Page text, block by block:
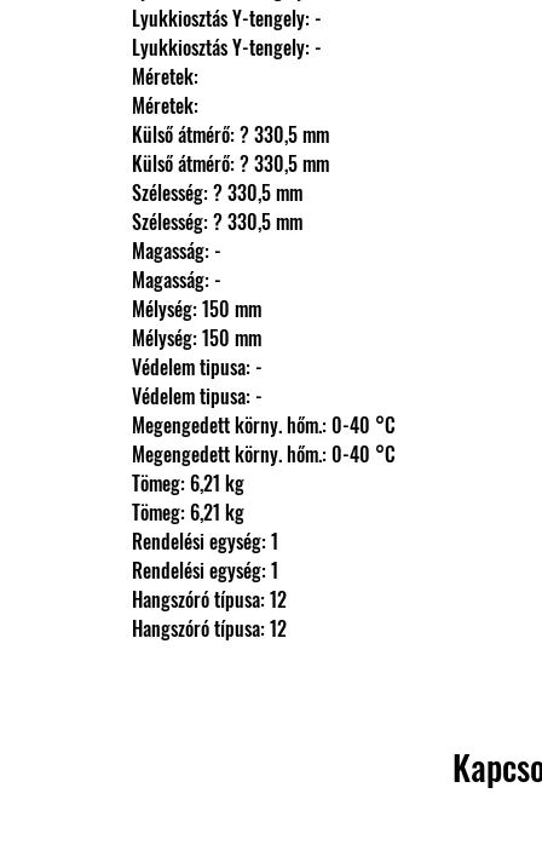
                Lyukkiosztás Y-tengely: -
                Lyukkiosztás Y-tengely: -
                Méretek:
                Méretek:
                Külső átmérő: ? 330,5 mm
                Külső átmérő: ? 330,5 mm
                Szélesség: ? 330,5 mm
                Szélesség: ? 330,5 mm
                Magasság: -
                Magasság: -
                Mélység: 150 mm
                Mélység: 150 mm
                Védelem tipusa: -
                Védelem tipusa: -
                Megengedett körny. hőm.: 0-40 °C
                Megengedett körny. hőm.: 0-40 °C
                Tömeg: 6,21 kg
                Tömeg: 6,21 kg
                Rendelési egység: 1
                Rendelési egység: 1
                Hangszóró típusa: 12
                Hangszóró típusa: 12